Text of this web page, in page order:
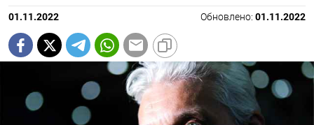
01.11.2022 Обновлено: 01.11.2022